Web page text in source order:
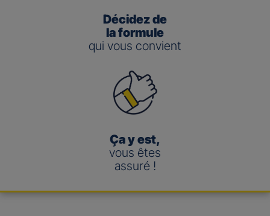
Décidez de
la formule
qui vous convient
Ça y est,
vous êtes
assuré !